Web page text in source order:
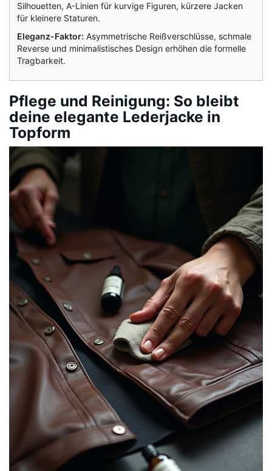
Silhouetten, A-Linien für kurvige Figuren, kürzere Jacken
für kleinere Staturen.
Eleganz-Faktor: Asymmetrische Reißverschlüsse, schmale
Reverse und minimalistisches Design erhöhen die formelle
Tragbarkeit.
Pflege und Reinigung: So bleibt
deine elegante Lederjacke in
Topform